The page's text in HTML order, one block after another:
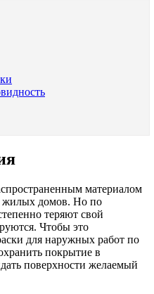
материалом
жилых домов. Но по
теряют свой
Чтобы это
для наружных работ по
покрытие в
поверхности желаемый